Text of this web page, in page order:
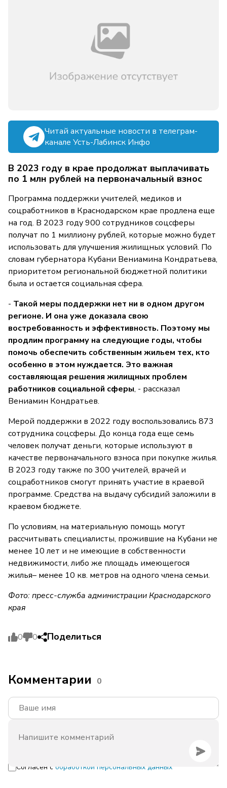
Читай актуальные новости в телеграм-
канале Усть-Лабинск Инфо
В 2023 году в крае продолжат выплачивать
по 1 млн рублей на первоначальный взнос
Программа поддержки учителей, медиков и
соцработников в Краснодарском крае продлена еще
на год. В 2023 году 900 сотрудников соцсферы
получат по 1 миллиону рублей, которые можно будет
использовать для улучшения жилищных условий. По
словам губернатора Кубани Вениамина Кондратьева,
приоритетом региональной бюджетной политики
была и остается социальная сфера.
- Такой меры поддержки нет ни в одном другом
регионе. И она уже доказала свою
востребованность и эффективность. Поэтому мы
продлим программу на следующие годы, чтобы
помочь обеспечить собственным жильем тех, кто
особенно в этом нуждается. Это важная
составляющая решения жилищных проблем
работников социальной сферы, - рассказал
Вениамин Кондратьев.
Мерой поддержки в 2022 году воспользовались 873
сотрудника соцсферы. До конца года еще семь
человек получат деньги, которые используют в
качестве первоначального взноса при покупке жилья.
В 2023 году также по 300 учителей, врачей и
соцработников смогут принять участие в краевой
программе. Средства на выдачу субсидий заложили в
краевом бюджете.
По условиям, на материальную помощь могут
рассчитывать специалисты, прожившие на Кубани не
менее 10 лет и не имеющие в собственности
недвижимости, либо же площадь имеющегося
жилья– менее 10 кв. метров на одного члена семьи.
Фото: пресс-служба администрации Краснодарского
края
0 0 Поделиться
Комментарии 0
Согласен с обработкой персональных данных